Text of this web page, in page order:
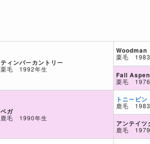
ティンバーカントリー
栗毛 1992年生
ベガ
鹿毛 1990年生
Woodman
栗毛 1983
Fall Aspen
栗毛 1976
トニービン
鹿毛 1983
アンテイツ
鹿毛 1979